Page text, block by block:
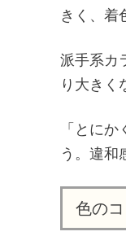
きく、着
派手系カ
り大きく
「とに
う。違和
色の